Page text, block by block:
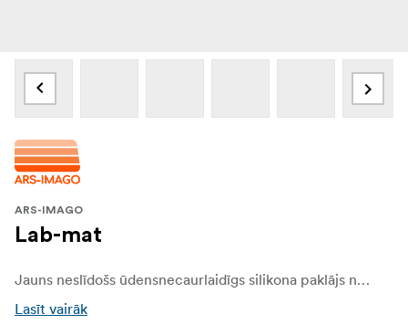
ARS-IMAGO
Lab-mat
Jauns neslīdošs ūdensnecaurlaidīgs silikona paklājs no ars-imago līnijas tumšajai telpai. Ideāli piemērots filmu attīstīšanai tumšajā telpā, lai aizsargātu darba virsmu, izmantojot pulverveida vai šķidras ķimikālijas.
Lasīt vairāk